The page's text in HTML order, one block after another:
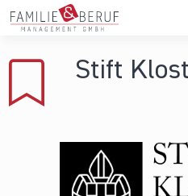
Direkt zum Inhalt
Gemeinden
Persönliche Vereinbarkeit
Stift